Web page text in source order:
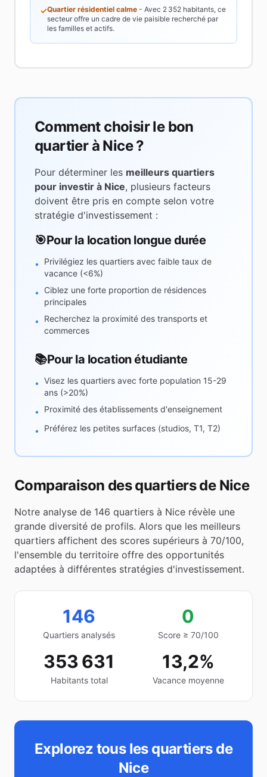
✓Quartier résidentiel calme - Avec 2 352 habitants, ce
secteur offre un cadre de vie paisible recherché par
les familles et actifs.
Comment choisir le bon
quartier à Nice?
Pour déterminer les meilleurs quartiers
pour investir à Nice, plusieurs facteurs
doivent être pris en compte selon votre
stratégie d'investissement :
🎯Pour la location longue durée
•
Privilégiez les quartiers avec faible taux de
vacance (<6%)
•
Ciblez une forte proportion de résidences
principales
•
Recherchez la proximité des transports et
commerces
📚Pour la location étudiante
• Visez les quartiers avec forte population 15-29
ans (>20%)
•
Proximité des établissements d'enseignement
• Préférez les petites surfaces (studios, T1, T2)
Comparaison des quartiers de Nice
Notre analyse de 146 quartiers à Nice révèle une
grande diversité de profils. Alors que les meilleurs
quartiers affichent des scores supérieurs à 70/100,
l'ensemble du territoire offre des opportunités
adaptées à différentes stratégies d'investissement.
146
Quartiers analysés
0
Score ≥ 70/100
353 631
Habitants total
13,2%
Vacance moyenne
Explorez tous les quartiers de
Nice